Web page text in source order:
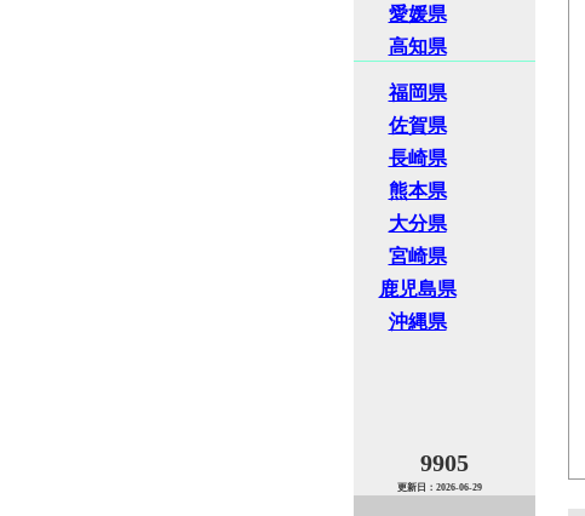
愛媛県
高知県
福岡県
佐賀県
長崎県
熊本県
大分県
宮崎県
鹿児島県
沖縄県
9905
更新日：2026-06-29